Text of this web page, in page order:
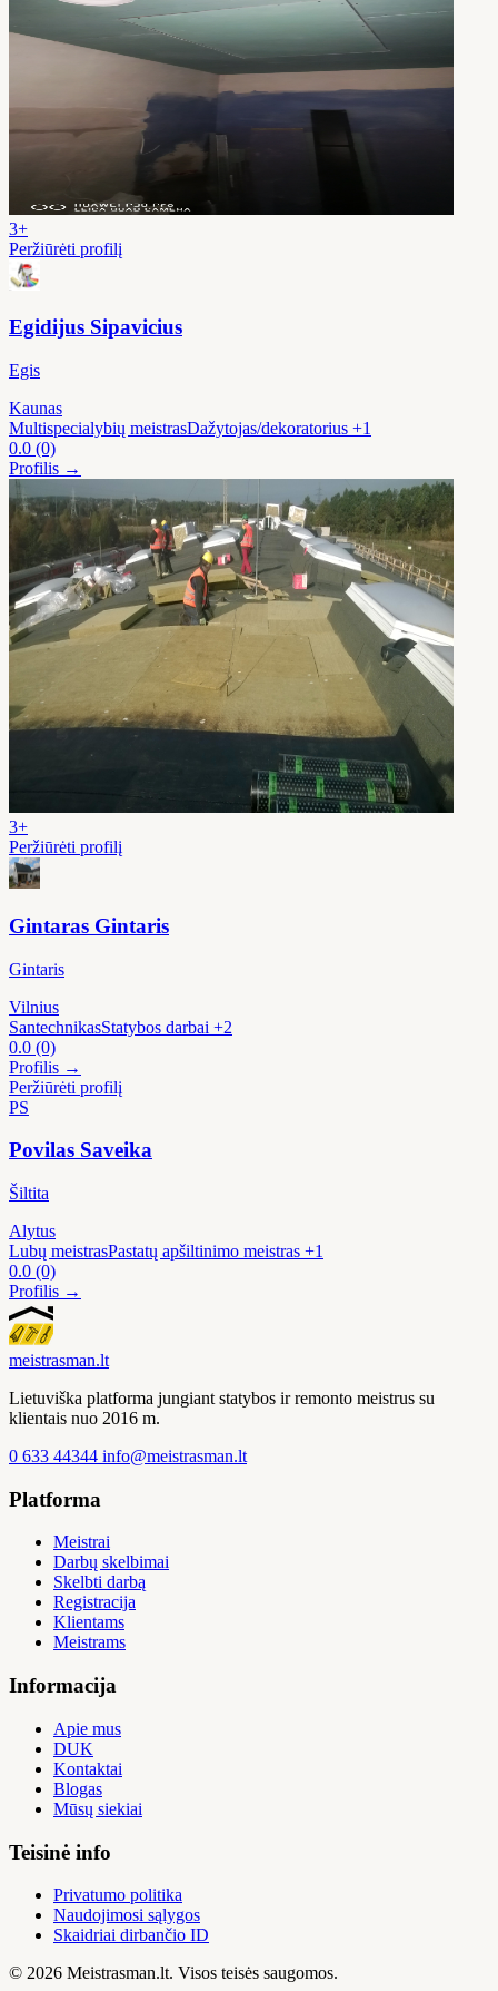
3+
Peržiūrėti profilį
Egidijus Sipavicius
Egis
Kaunas
Multispecialybių meistrasDažytojas/dekoratorius +1
0.0 (0)
Profilis →
3+
Peržiūrėti profilį
Gintaras Gintaris
Gintaris
Vilnius
SantechnikasStatybos darbai +2
0.0 (0)
Profilis →
Peržiūrėti profilį
PS
Povilas Saveika
Šiltita
Alytus
Lubų meistrasPastatų apšiltinimo meistras +1
0.0 (0)
Profilis →
meistrasman.lt
Lietuviška platforma jungiant statybos ir remonto meistrus su
klientais nuo 2016 m.
0 633 44344 info@meistrasman.lt
Platforma
Meistrai
Darbų skelbimai
Skelbti darbą
Registracija
Klientams
Meistrams
Informacija
Apie mus
DUK
Kontaktai
Blogas
Mūsų siekiai
Teisinė info
Privatumo politika
Naudojimosi sąlygos
Skaidriai dirbančio ID
© 2026 Meistrasman.lt. Visos teisės saugomos.